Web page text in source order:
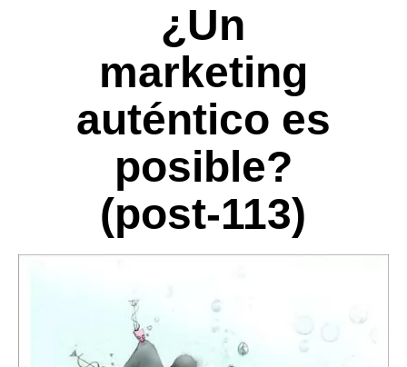
¿Un
marketing
auténtico es
posible?
(post-113)